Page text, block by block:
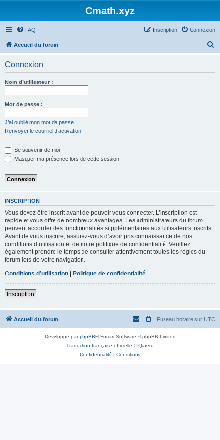
Cmath.xyz
FAQ Connexion
Inscription
Accueil du forum
Connexion
Nom d’utilisateur :
Mot de passe :
J’ai oublié mon mot de passe
Renvoyer le courriel d’activation
Se souvenir de moi
Masquer ma présence lors de cette session
INSCRIPTION
Vous devez être inscrit avant de pouvoir vous connecter. L’inscription est
rapide et vous offre de nombreux avantages. Les administrateurs du forum
peuvent accorder des fonctionnalités supplémentaires aux utilisateurs inscrits.
Avant de vous inscrire, assurez-vous d’avoir pris connaissance de nos
conditions d’utilisation et de notre politique de confidentialité. Veuillez
également prendre le temps de consulter attentivement toutes les règles du
forum lors de votre navigation.
Conditions d’utilisation | Politique de confidentialité
Inscription
Accueil du forum Fuseau horaire sur UTC
Développé parphpBB® Forum Software © phpBB Limited
Traduction française officielle ©Qiaeru
Confidentialité | Conditions